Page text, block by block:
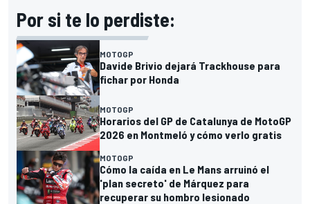
Por si te lo perdiste:
MOTOGP
Davide Brivio dejará Trackhouse para
fichar por Honda
MOTOGP
Horarios del GP de Catalunya de MotoGP
2026 en Montmeló y cómo verlo gratis
MOTOGP
Cómo la caída en Le Mans arruinó el
'plan secreto' de Márquez para
recuperar su hombro lesionado